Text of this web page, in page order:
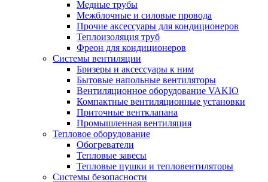
Медные трубы
Межблочные и силовые провода
Прочие аксессуары для кондиционеров
Теплоизоляция труб
Фреон для кондиционеров
Системы вентиляции
Бризеры и аксессуары к ним
Бытовые напольные вентиляторы
Вентиляционное оборудование VAKIO
Компактные вентиляционные установки
Приточные вентклапана
Промышленная вентиляция
Тепловое оборудование
Обогреватели
Тепловые завесы
Тепловые пушки и тепловентиляторы
Системы безопасности